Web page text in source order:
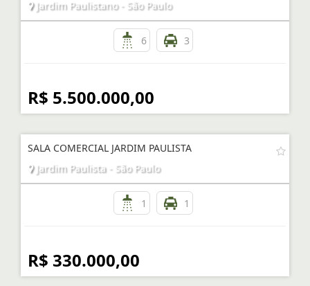
Jardim Paulistano - São Paulo
6 3
R$ 5.500.000,00
SALA COMERCIAL JARDIM PAULISTA
Jardim Paulista - São Paulo
1 1
R$ 330.000,00